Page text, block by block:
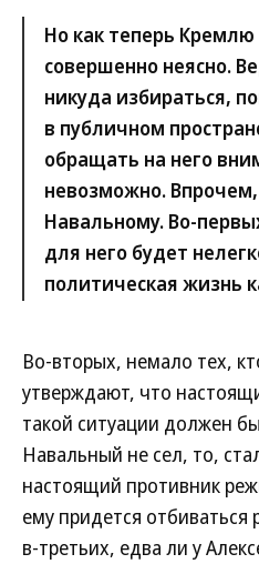
Но как теперь
совершенно неясно.
никуда избираться,
в публичном
обращать на него
невозможно.
Навальному. Во-
для него будет
политическая жизнь
Во-вторых, немало тех,
утверждают, что
такой ситуации должен
Навальный не сел, то,
настоящий противник
ему придется отбиваться
в-третьих, едва ли у